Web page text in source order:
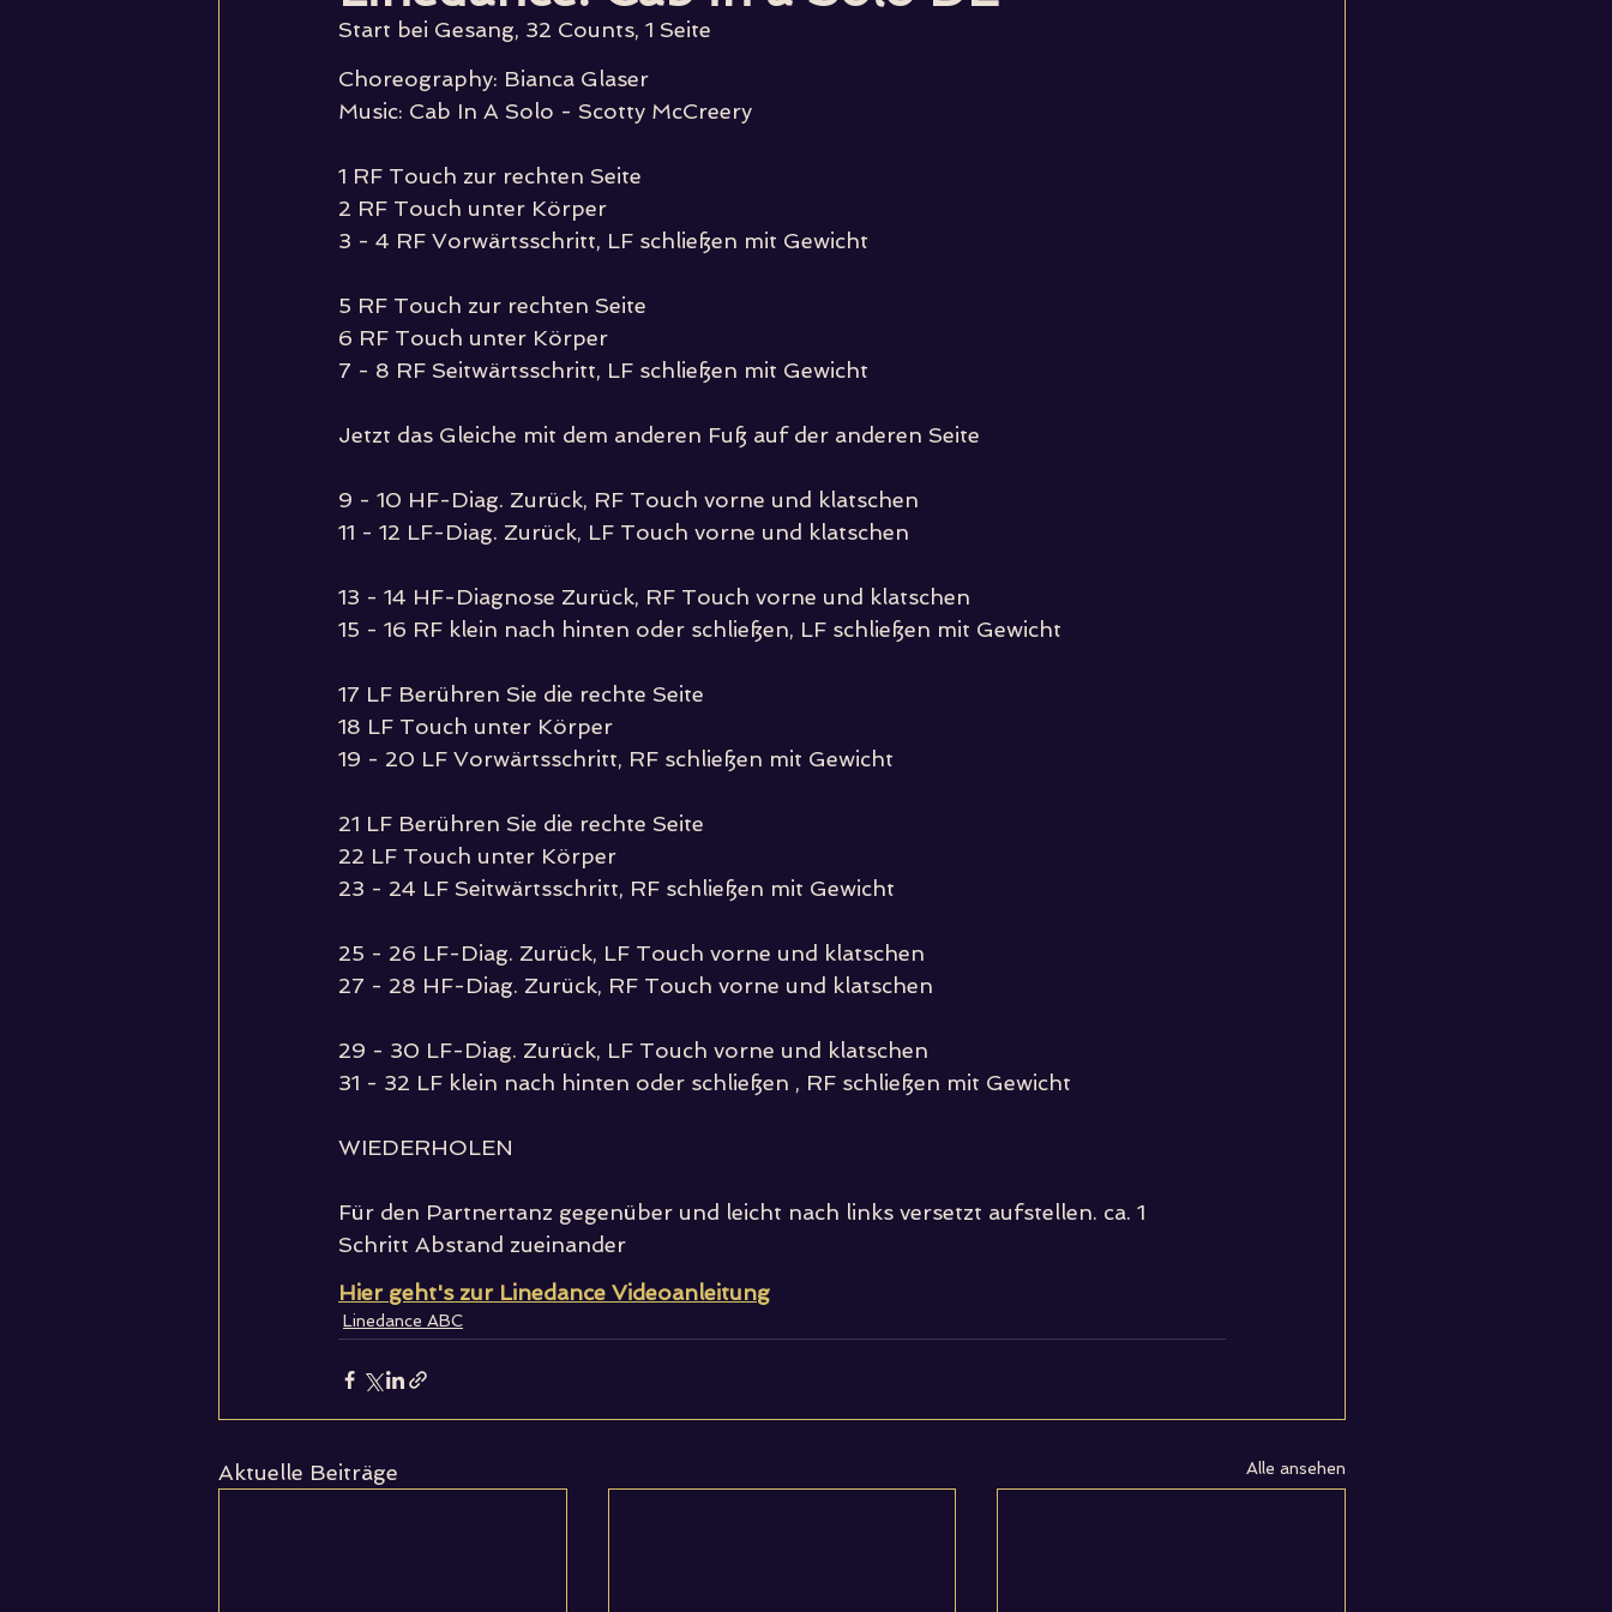
Start bei Gesang, 32 Counts, 1 Seite
Choreography: Bianca Glaser
Music: Cab In A Solo - Scotty McCreery
1 RF Touch zur rechten Seite
2 RF Touch unter Körper
3 - 4 RF Vorwärtsschritt, LF schließen mit Gewicht
5 RF Touch zur rechten Seite
6 RF Touch unter Körper
7 - 8 RF Seitwärtsschritt, LF schließen mit Gewicht
Jetzt das Gleiche mit dem anderen Fuß auf der anderen Seite
9 - 10 HF-Diag. Zurück, RF Touch vorne und klatschen
11 - 12 LF-Diag. Zurück, LF Touch vorne und klatschen
13 - 14 HF-Diagnose Zurück, RF Touch vorne und klatschen
15 - 16 RF klein nach hinten oder schließen, LF schließen mit Gewicht
17 LF Berühren Sie die rechte Seite
18 LF Touch unter Körper
19 - 20 LF Vorwärtsschritt, RF schließen mit Gewicht
21 LF Berühren Sie die rechte Seite
22 LF Touch unter Körper
23 - 24 LF Seitwärtsschritt, RF schließen mit Gewicht
25 - 26 LF-Diag. Zurück, LF Touch vorne und klatschen
27 - 28 HF-Diag. Zurück, RF Touch vorne und klatschen
29 - 30 LF-Diag. Zurück, LF Touch vorne und klatschen
31 - 32 LF klein nach hinten oder schließen , RF schließen mit Gewicht
WIEDERHOLEN
Für den Partnertanz gegenüber und leicht nach links versetzt aufstellen. ca. 1
Schritt Abstand zueinander
Hier geht's zur Linedance Videoanleitung
Linedance ABC
Aktuelle Beiträge Alle ansehen